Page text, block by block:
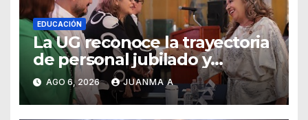
EDUCACIÓN
La UG reconoce la trayectoria
de personal jubilado y
agradece su legado
AGO 6, 2026 JUANMA A